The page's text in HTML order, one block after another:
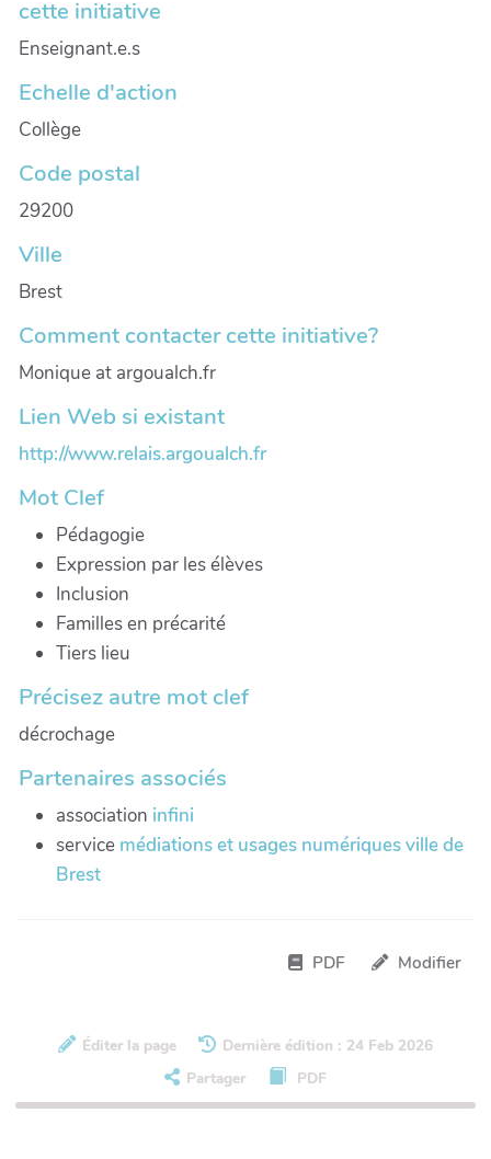
cette initiative
Enseignant.e.s
Echelle d'action
Collège
Code postal
29200
Ville
Brest
Comment contacter cette initiative?
Monique at argoualch.fr
Lien Web si existant
http://www.relais.argoualch.fr
Mot Clef
Pédagogie
Expression par les élèves
Inclusion
Familles en précarité
Tiers lieu
Précisez autre mot clef
décrochage
Partenaires associés
association infini
service médiations et usages numériques ville de
Brest
PDF Modifier
Éditer la page
Dernière édition : 24 Feb 2026
Partager
PDF